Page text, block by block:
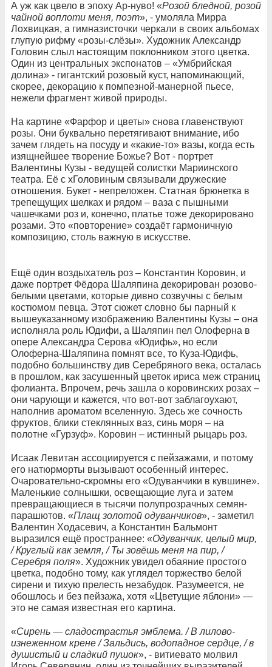
А уж как цвело в эпоху Ар-нуво! «Розой бледной, розой
чайной воплоти меня, поэт», - умоляла Мирра
Лохвицкая, а гимназисточки черкали в своих альбомах
глупую рифму «розы-слёзы». Художник Александр
Головин слыл настоящим поклонником этого цветка.
Один из центральных экспонатов – «Умбрийская
долина» - гигантский розовый куст, напоминающий,
скорее, декорацию к помпезной-манерной пьесе,
нежели фрагмент живой природы.
На картине «Фарфор и цветы» снова главенствуют
розы. Они буквально перетягивают внимание, ибо
зачем глядеть на посуду и «какие-то» вазы, когда есть
изящнейшее творение Божье? Вот - портрет
Валентины Кузы - ведущей солистки Мариинского
театра. Её с хГоловиным связывали дружеские
отношения. Букет - непреложен. Статная брюнетка в
трепещущих шелках и рядом – ваза с пышными
чашечками роз и, конечно, платье тоже декорировано
розами. Это «повторение» создаёт гармоничную
композицию, столь важную в искусстве.
Ещё один воздыхатель роз – Константин Коровин, и
даже портрет Фёдора Шаляпина декорирован розово-
белыми цветами, которые дивно созвучны с белым
костюмом певца. Этот сюжет словно бы парный к
вышеуказанному изображению Валентины Кузы – она
исполняла роль Юдифи, а Шаляпин пел Олоферна в
опере Александра Серова «Юдифь», но если
Олоферна-Шаляпина помнят все, то Куза-Юдифь,
подобно большинству див Серебряного века, осталась
в прошлом, как засушенный цветок ириса меж страниц
фолианта. Впрочем, речь зашла о коровинских розах –
они чарующи и кажется, что вот-вот заблагоухают,
наполнив ароматом вселенную. Здесь же сочность
фруктов, блики стеклянных ваз, синь моря – на
полотне «Гурзуф». Коровин – истинный рыцарь роз.
Исаак Левитан ассоциируется с пейзажами, и потому
его натюрморты вызывают особенный интерес.
Очаровательно-скромны его «Одуванчики в кувшине».
Маленькие солнышки, освещающие луга и затем
превращающиеся в тысячи полупрозрачных семян-
парашютов. «Плащ золотой одуванчиков», - заметил
Валентин Ходасевич, а Константин Бальмонт
выразился ещё пространнее: «Одуванчик, целый мир,
/ ‎Круглый как земля, / Ты зовёшь меня на пир, ‎/
Серебря поля». Художник увидел обаяние простого
цветка, подобно тому, как углядел торжество белой
сирени и тихую прелесть незабудок. Разумеется, не
обошлось и без пейзажа, хотя «Цветущие яблони» —
это не самая известная его картина.
«Сирень — сладострастья эмблема. / В лилово-
изнеженном крене / Зальдись, водопадное сердце, / в
душистый и сладкий пушок», - витиевато молвил